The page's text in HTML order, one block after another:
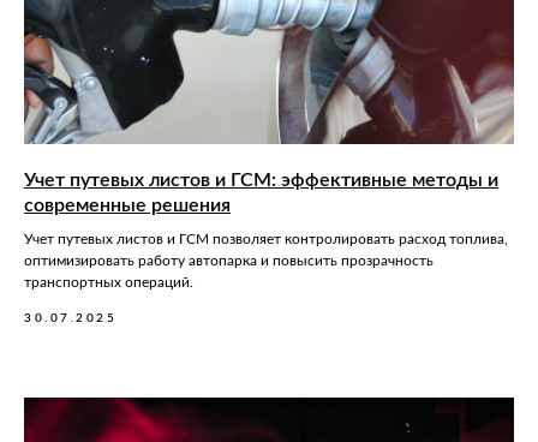
Учет путевых листов и ГСМ: эффективные методы и
современные решения
Учет путевых листов и ГСМ позволяет контролировать расход топлива,
оптимизировать работу автопарка и повысить прозрачность
транспортных операций.
30.07.2025